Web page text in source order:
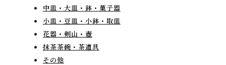
中皿・大皿・鉢・菓子器
小皿・豆皿・小鉢・取皿
花器・剣山・壺
抹茶茶碗・茶道具
その他